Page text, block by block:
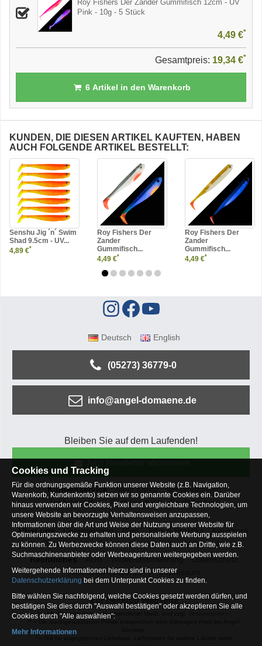
Roy Fishers Der Zander Gummifisch 12cm - UV
Pink - 10g - 5 Stück
4,49 €*
Gesamtpreis: 19,34 €*
6Artikel in den Warenkorb
KUNDEN, DIE DIESEN ARTIKEL KAUFTEN, HABEN
AUCH FOLGENDE ARTIKEL BESTELLT:
Senshu Jig ´n´ Swim
Shad 9.5cm - UV...
4,89 €*
Roy Fishers Der
Zander
Gummifisch...
4,49 €*
Roy Fishers Der
Zander
Gummifisch...
4,49 €*
Deutsch English
(05273) 36779-0
info@angel-domaene.de
Bleiben Sie auf dem Laufenden!
Kundenservice Mein Konto
Versandkosten
Zahlungsarten
Rücksendung
Kaufberatung
Häufige Fragen
Über uns
Unternehmen Blog Jobs & Praktika
Facebook
Osterfeldsee
Archiv Sitemap
Kontaktformular
Rechtliches
AGB Widerrufsbelehrung
Datenschutz
Altbatterie-Entsorgung
Impressum
Zur Desktop Webseite
* = Alle Preisangaben inkl. gesetzlicher MwSt. und zzgl.
Cookies und Tracking
Für die ordnungsgemäße Funktion unserer Website (z.B. Navigation,
Warenkorb, Kundenkonto) setzen wir so genannte Cookies ein. Darüber
hinaus verwenden wir Cookies, Pixel und vergleichbare Technologien, um
unsere Website an bevorzugte Verhaltensweisen anzupassen,
Informationen über die Art und Weise der Nutzung unserer Website für
Optimierungszwecke zu erhalten und personalisierte Werbung ausspielen
zu können. Zu Werbezwecke können diese Daten auch an Dritte, wie z.B.
Suchmaschinenanbieter oder Werbeagenturen weitergegeben werden.
Weitergehende Informationen hierzu sind in unserer
Datenschutzerklärung bei dem Unterpunkt Cookies zu finden.
Bitte wählen Sie nachfolgend, welche Cookies gesetzt werden dürfen, und
bestätigen Sie dies durch "Auswahl bestätigen" oder akzeptieren Sie alle
Cookies durch "Alle auswählen":
Mehr Informationen